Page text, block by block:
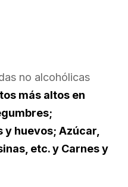
no alcohólicas
más altos en
huevos; Azúcar,
etc. y Carnes y